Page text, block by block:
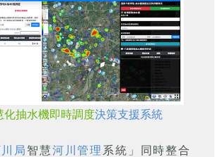
化抽水機即時調度決策支援系統
局 智慧河川管理 系統」同時整合